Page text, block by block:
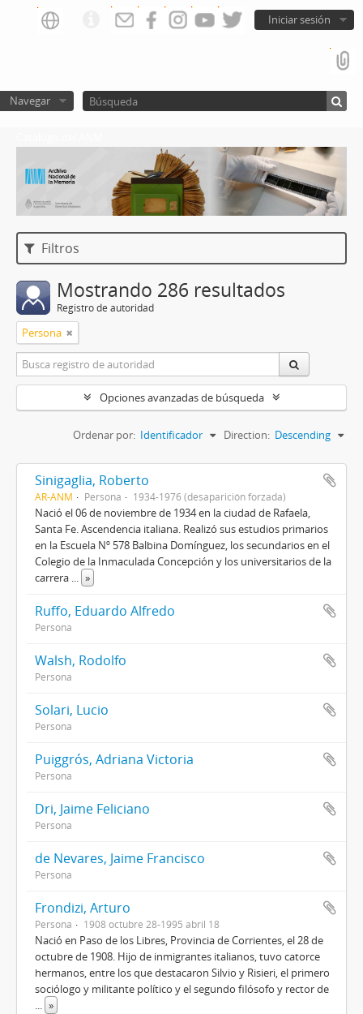
Iniciar sesión
Navegar
Filtros
Mostrando 286 resultados
Registro de autoridad
Persona
Opciones avanzadas de búsqueda
Ordenar por: Identificador Direction: Descending
Sinigaglia, Roberto
AR-ANM Persona 1934-1976 (desaparición forzada)
Nació el 06 de noviembre de 1934 en la ciudad de Rafaela,
Santa Fe. Ascendencia italiana. Realizó sus estudios primarios
en la Escuela Nº 578 Balbina Domínguez, los secundarios en el
Colegio de la Inmaculada Concepción y los universitarios de la
carrera ... »
Ruffo, Eduardo Alfredo
Persona
Walsh, Rodolfo
Persona
Solari, Lucio
Persona
Puiggrós, Adriana Victoria
Persona
Dri, Jaime Feliciano
Persona
de Nevares, Jaime Francisco
Persona
Frondizi, Arturo
Persona 1908 octubre 28-1995 abril 18
Nació en Paso de los Libres, Provincia de Corrientes, el 28 de
octubre de 1908. Hijo de inmigrantes italianos, tuvo catorce
hermanos, entre los que destacaron Silvio y Risieri, el primero
sociólogo y militante político y el segundo filósofo y rector de
... »